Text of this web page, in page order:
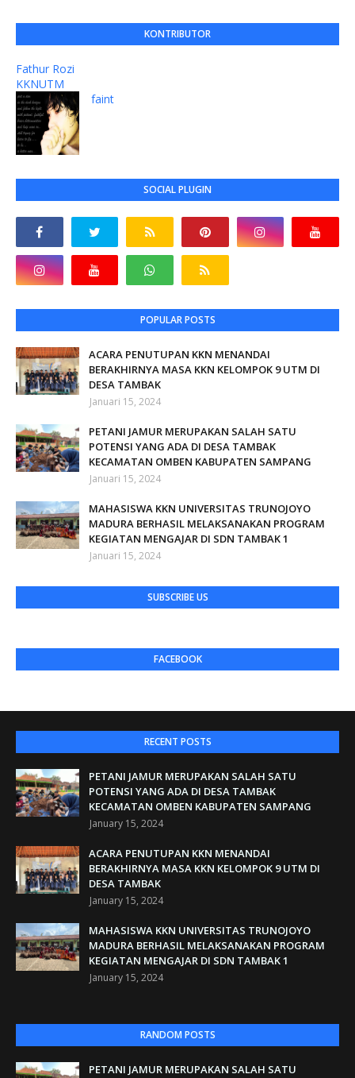
KONTRIBUTOR
Fathur Rozi
KKNUTM
faint
SOCIAL PLUGIN
POPULAR POSTS
ACARA PENUTUPAN KKN MENANDAI
BERAKHIRNYA MASA KKN KELOMPOK 9 UTM DI
DESA TAMBAK
Januari 15, 2024
PETANI JAMUR MERUPAKAN SALAH SATU
POTENSI YANG ADA DI DESA TAMBAK
KECAMATAN OMBEN KABUPATEN SAMPANG
Januari 15, 2024
MAHASISWA KKN UNIVERSITAS TRUNOJOYO
MADURA BERHASIL MELAKSANAKAN PROGRAM
KEGIATAN MENGAJAR DI SDN TAMBAK 1
Januari 15, 2024
SUBSCRIBE US
FACEBOOK
RECENT POSTS
PETANI JAMUR MERUPAKAN SALAH SATU
POTENSI YANG ADA DI DESA TAMBAK
KECAMATAN OMBEN KABUPATEN SAMPANG
January 15, 2024
ACARA PENUTUPAN KKN MENANDAI
BERAKHIRNYA MASA KKN KELOMPOK 9 UTM DI
DESA TAMBAK
January 15, 2024
MAHASISWA KKN UNIVERSITAS TRUNOJOYO
MADURA BERHASIL MELAKSANAKAN PROGRAM
KEGIATAN MENGAJAR DI SDN TAMBAK 1
January 15, 2024
RANDOM POSTS
PETANI JAMUR MERUPAKAN SALAH SATU